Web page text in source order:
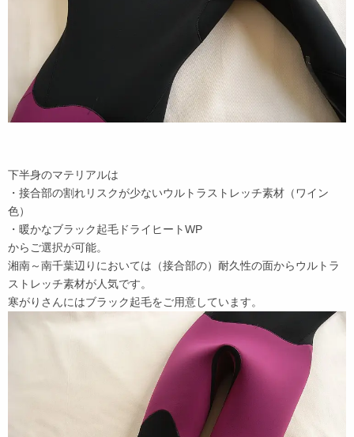
下半身のマテリアルは
・接合部の割れリスクが少ないウルトラストレッチ素材（ワイン
色）
・暖かなブラック起毛ドライヒートWP
からご選択が可能。
湘南～南千葉辺りにおいては（接合部の）耐久性の面からウルトラ
ストレッチ素材が人気です。
寒がりさんにはブラック起毛をご用意しています。